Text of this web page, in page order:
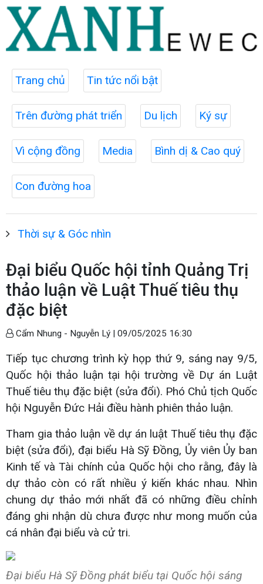
Trang chủ Tin tức nổi bật
Trên đường phát triển Du lịch Ký sự
Vì cộng đồng Media Bình dị & Cao quý
Con đường hoa
Thời sự & Góc nhìn
Đại biểu Quốc hội tỉnh Quảng Trị
thảo luận về Luật Thuế tiêu thụ
đặc biệt
Cẩm Nhung - Nguyễn Lý | 09/05/2025 16:30
Tiếp tục chương trình kỳ họp thứ 9, sáng nay 9/5,
Quốc hội thảo luận tại hội trường về Dự án Luật
Thuế tiêu thụ đặc biệt (sửa đổi). Phó Chủ tịch Quốc
hội Nguyễn Đức Hải điều hành phiên thảo luận.
Tham gia thảo luận về dự án luật Thuế tiêu thụ đặc
biệt (sửa đổi), đại biểu Hà Sỹ Đồng, Ủy viên Ủy ban
Kinh tế và Tài chính của Quốc hội cho rằng, đây là
dự thảo còn có rất nhiều ý kiến khác nhau. Nhìn
chung dự thảo mới nhất đã có những điều chỉnh
đáng ghi nhận dù chưa được như mong muốn của
cá nhân đại biểu và cử tri.
Đại biểu Hà Sỹ Đồng phát biểu tại Quốc hội sáng